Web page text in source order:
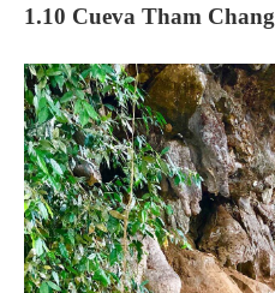
1.10 Cueva Tham Chang